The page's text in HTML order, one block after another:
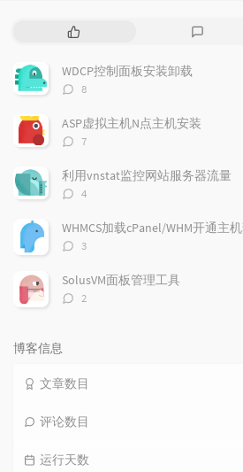
热
文
章
WDCP控制面板安装卸载
评
数：
8
ASP虚拟主机N点主机安装
评
数：
7
利用vnstat监控网站服务器流量
评
数：
4
WHMCS加载cPanel/WHM开通主
评
数：
3
SolusVM面板管理工具
评
2
博客信息
文章数目
评论数目
运行天数